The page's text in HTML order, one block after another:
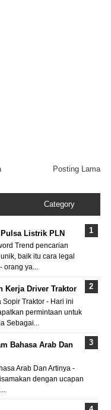
Posting Lama
Category
Listrik PLN
Trend pencarian
baik itu cara legal
ya...
Kerja Driver Traktor
Traktor - Hari ini
permintaan untuk
Sebagai...
Bahasa Arab Dan
Arab Dan Artinya -
dengan ucapan